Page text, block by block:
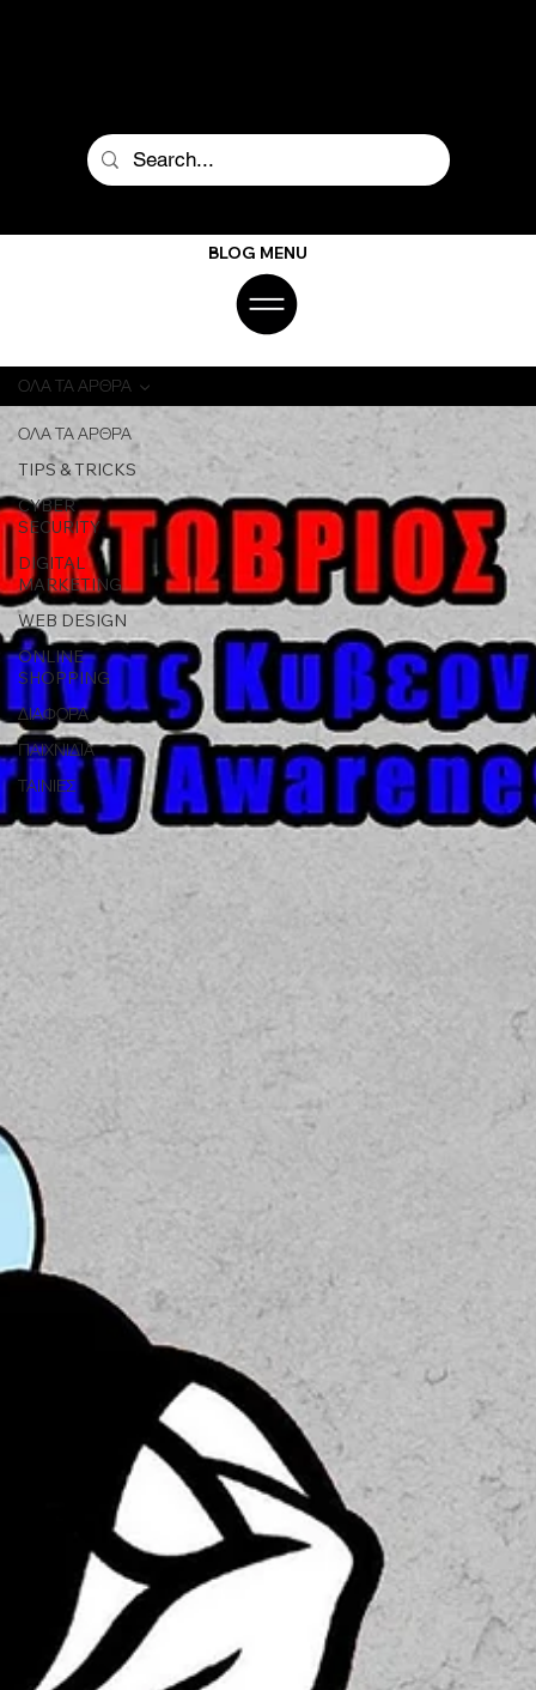
BLOG MENU
ΟΛΑ ΤΑ ΑΡΘΡΑ
TIPS & TRICKS
CYBER
SECURITY
DIGITAL
MARKETING
WEB DESIGN
ONLINE
SHOPPING
ΔΙΑΦΟΡΑ
ΠΑΙΧΝΙΔΙΑ
ΤΑΙΝΙΕΣ
ΟΛΑ ΤΑ ΑΡΘΡΑ